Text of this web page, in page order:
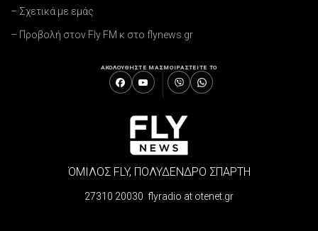
– Σχετικά με εμάς
– Προβολή στον Fly FM κ στο flynews.gr
ΑΚΟΛΟΥΘΗΣΤΕ ΜΑΣΜΟΙΡΑΣΤΕΙΤΕ ΤΟ
ΌΜΙΛΟΣ FLY, ΠΟΛΥΔΕΝΔΡΟ ΣΠΑΡΤΗ
27310 20030 flyradio at otenet.gr